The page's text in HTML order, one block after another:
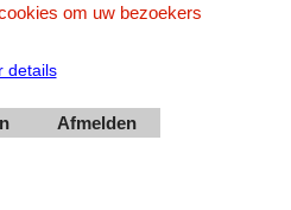
om uw bezoekers
details
Afmelden